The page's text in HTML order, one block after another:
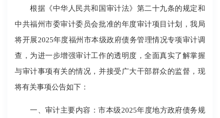
根据《中华人民共和国审计法》第二十九条的规定和
中共福州市委审计委员会批准的年度审计项目计划，我局
将开展2025年度福州市本级政府债务管理情况专项审计调
查，为进一步增强审计工作的透明度，全面真实了解掌握
与审计事项有关的情况，并接受广大干部群众的监督，现
将有关事项公告如下：
一、审计主要内容：市本级2025年度地方政府债务规